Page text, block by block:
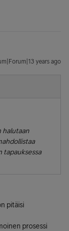
years ago
halutaan
tapauksessa
pitäisi
prosessi